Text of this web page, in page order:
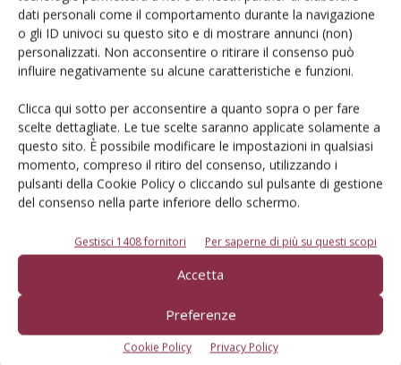
dati personali come il comportamento durante la navigazione
o gli ID univoci su questo sito e di mostrare annunci (non)
personalizzati. Non acconsentire o ritirare il consenso può
influire negativamente su alcune caratteristiche e funzioni.
Clicca qui sotto per acconsentire a quanto sopra o per fare
scelte dettagliate. Le tue scelte saranno applicate solamente a
questo sito. È possibile modificare le impostazioni in qualsiasi
momento, compreso il ritiro del consenso, utilizzando i
pulsanti della Cookie Policy o cliccando sul pulsante di gestione
del consenso nella parte inferiore dello schermo.
Gestisci 1408 fornitori Per saperne di più su questi scopi
Accetta
Preferenze
Cookie Policy Privacy Policy
Dalla stessa categoria
PROVATO DAGLI AGROMECCANICI 25 Maggio 2026
McCormick X8.631 VT-Drive
Verifica effettuata su una macchina con all’attivo 300 ore
Di Ottavio Repetti -
PROVATO DAGLI AGROMECCANICI
Erpice a dischi Rol-Ex BT 300 e
rullo-cutter Rol-Ex WCNF 300
Verifica effettuata su una macchina con all’attivo una stagione
Di Ottavio Repetti